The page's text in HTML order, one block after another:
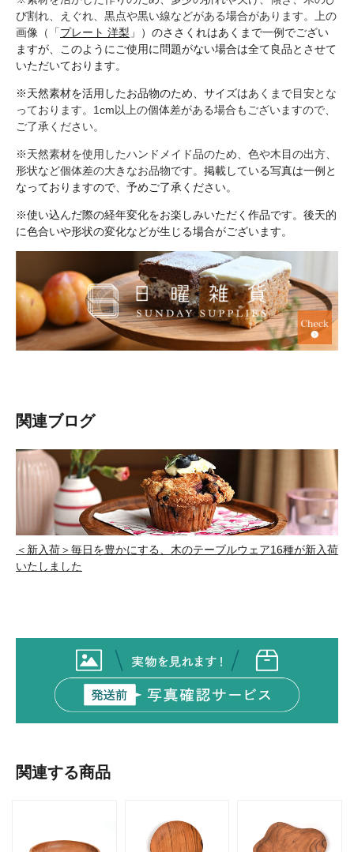
び割れ、えぐれ、黒点や黒い線などがある場合があります。上の
画像（「プレート 洋梨 」）のささくれはあくまで一例でござい
ますが、このようにご使用に問題がない場合は全て良品とさせて
いただいております。
※天然素材を活用したお品物のため、サイズはあくまで目安とな
っております。1cm以上の個体差がある場合もございますので、
ご了承ください。
※天然素材を使用したハンドメイド品のため、色や木目の出方、
形状など個体差の大きなお品物です。 掲載している写真は一例と
なっておりますので、予めご了承ください。
※使い込んだ際の経年変化をお楽しみいただく作品です。後天的
に色合いや形状の変化などが生じる場合がございます。
関連ブログ
＜新入荷＞毎日を豊かにする、木のテーブルウェア16種が新入荷
いたしました
関連する商品